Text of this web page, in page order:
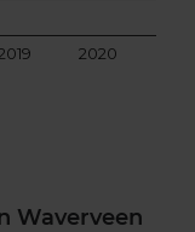
2020
Waverveen